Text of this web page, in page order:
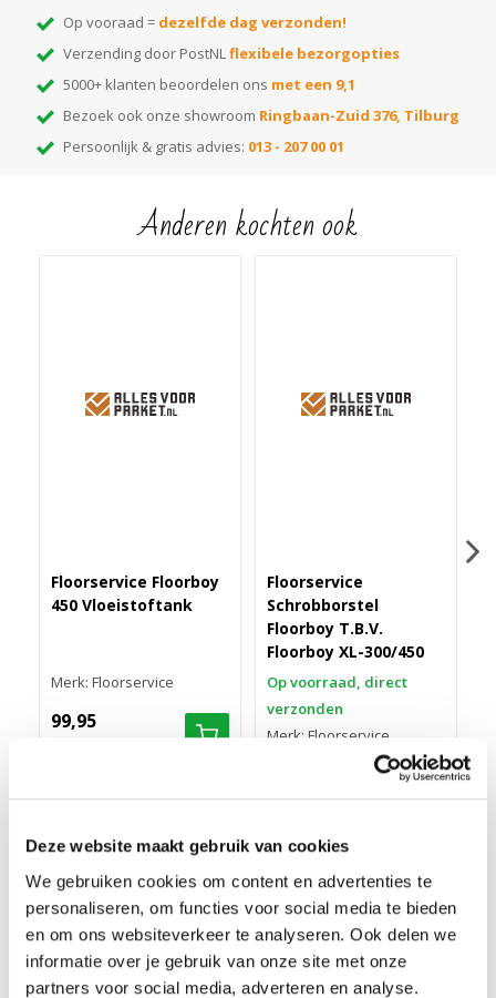
Deze website maakt gebruik van cookies
We gebruiken cookies om content en advertenties te
personaliseren, om functies voor social media te bieden
en om ons websiteverkeer te analyseren. Ook delen we
informatie over je gebruik van onze site met onze
partners voor social media, adverteren en analyse.
Op vooraad = dezelfde dag verzonden!
Verzending door PostNLflexibele bezorgopties
5000+ klanten beoordelen ons met een 9,1
Bezoek ook onze showroom Ringbaan-Zuid 376, Tilburg
Persoonlijk & gratis advies: 013 - 207 00 01
Anderen kochten ook
Floorservice Floorboy
450 Vloeistoftank
Merk: Floorservice
99,95
Floorservice
Schrobborstel
Floorboy T.B.V.
Floorboy XL-300/450
Op voorraad, direct
verzonden
Merk: Floorservice
PADHOUDER TBV FLOORBOY
Pennenrug speciaal voor de Boenmachine Floorboy XL-300, XL-
350, XL-380, XL-450 en HS-450. Dit product wordt bij elk
apparaat geleverd maar is los te bestellen ter vervanging.